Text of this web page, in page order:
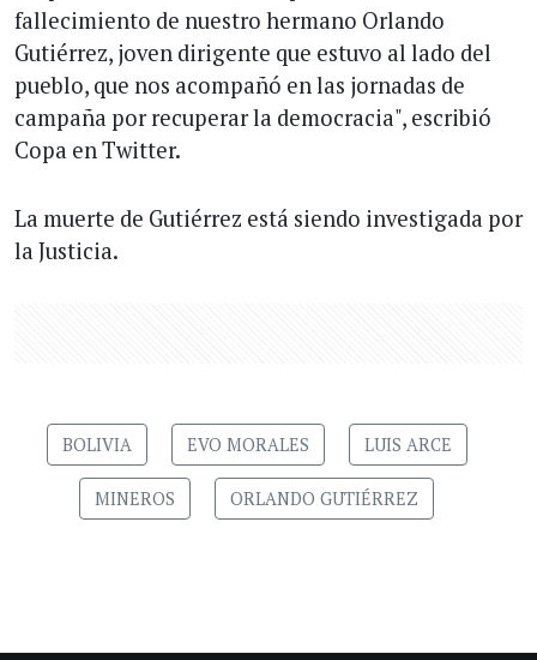
fallecimiento de nuestro hermano Orlando
Gutiérrez, joven dirigente que estuvo al lado del
pueblo, que nos acompañó en las jornadas de
campaña por recuperar la democracia", escribió
Copa en Twitter.
La muerte de Gutiérrez está siendo investigada por
la Justicia.
BOLIVIA EVO MORALES LUIS ARCE
MINEROS ORLANDO GUTIÉRREZ